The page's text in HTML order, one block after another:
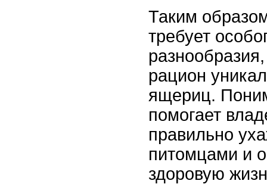
Таким
требует
рацион
ящериц.
помогает
правильно
питомцами и
здоровую